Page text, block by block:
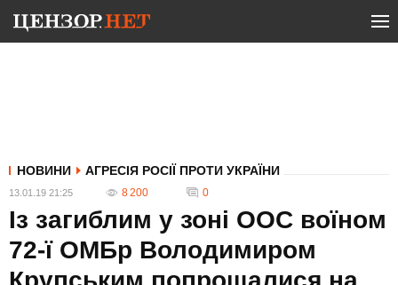
НОВИНИ АГРЕСІЯ РОСІЇ ПРОТИ УКРАЇНИ
13.01.19 21:25 8 200 0
Із загиблим у зоні ООС воїном
72-ї ОМБр Володимиром